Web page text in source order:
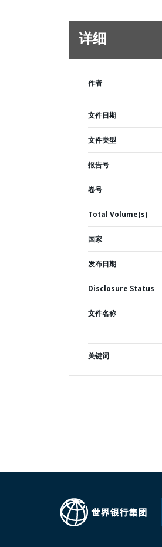
详细
作者
文件日期
文件类型
报告号
卷号
Total Volume(s)
国家
发布日期
Disclosure Status
文件名称
关键词